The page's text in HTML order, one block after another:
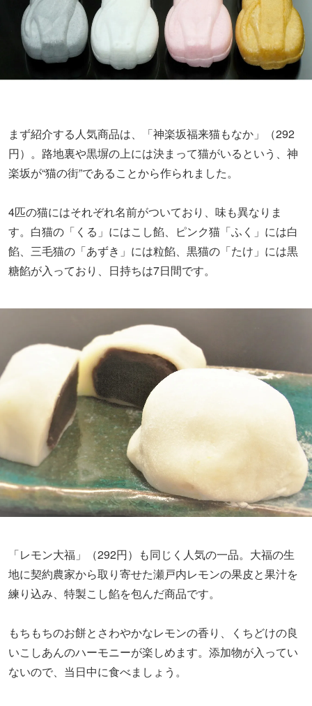
まず紹介する人気商品は、「神楽坂福来猫もなか」（292
円）。路地裏や黒塀の上には決まって猫がいるという、神
楽坂が“猫の街”であることから作られました。
4匹の猫にはそれぞれ名前がついており、味も異なりま
す。白猫の「くる」にはこし餡、ピンク猫「ふく」には白
餡、三毛猫の「あずき」には粒餡、黒猫の「たけ」には黒
糖餡が入っており、日持ちは7日間です。
「レモン大福」（292円）も同じく人気の一品。大福の生
地に契約農家から取り寄せた瀬戸内レモンの果皮と果汁を
練り込み、特製こし餡を包んだ商品です。
もちもちのお餅とさわやかなレモンの香り、くちどけの良
いこしあんのハーモニーが楽しめます。添加物が入ってい
ないので、当日中に食べましょう。